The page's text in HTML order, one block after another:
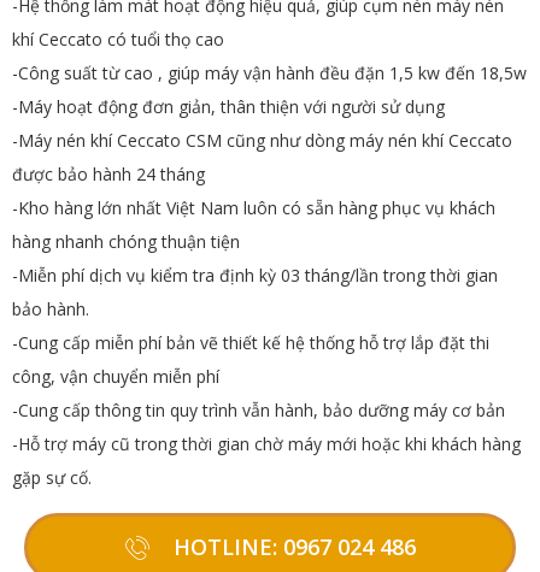
-Hệ thống làm mát hoạt động hiệu quả, giúp cụm nén máy nén
khí Ceccato có tuổi thọ cao
-Công suất từ cao , giúp máy vận hành đều đặn 1,5 kw đến 18,5w
-Máy hoạt động đơn giản, thân thiện với người sử dụng
-Máy nén khí Ceccato CSM cũng như dòng máy nén khí Ceccato
được bảo hành 24 tháng
-Kho hàng lớn nhất Việt Nam luôn có sẵn hàng phục vụ khách
hàng nhanh chóng thuận tiện
-Miễn phí dịch vụ kiểm tra định kỳ 03 tháng/lần trong thời gian
bảo hành.
-Cung cấp miễn phí bản vẽ thiết kế hệ thống hỗ trợ lắp đặt thi
công, vận chuyển miễn phí
-Cung cấp thông tin quy trình vẫn hành, bảo dưỡng máy cơ bản
-Hỗ trợ máy cũ trong thời gian chờ máy mới hoặc khi khách hàng
gặp sự cố.
HOTLINE: 0967 024 486